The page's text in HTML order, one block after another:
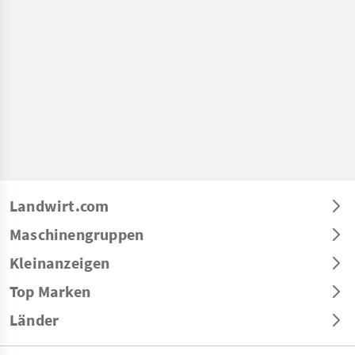
Landwirt.com
Maschinengruppen
Kleinanzeigen
Top Marken
Länder